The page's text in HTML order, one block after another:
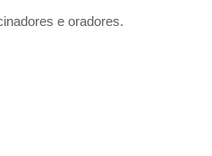
e oradores.